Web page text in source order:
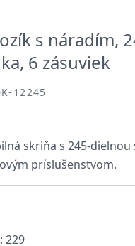
s náradím,
6 zásuviek
12245
skriňa s 245-dielnou
príslušenstvom.
229